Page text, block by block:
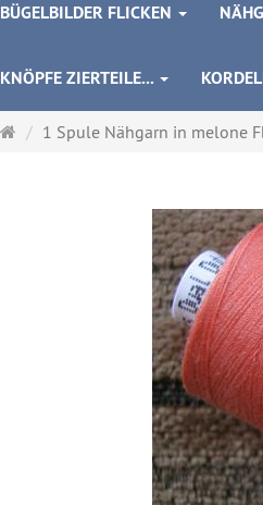
BÜGELBILDER FLICKEN
KNÖPFE ZIERTEILE...
Startseite
1 Spule Nähgarn in melone